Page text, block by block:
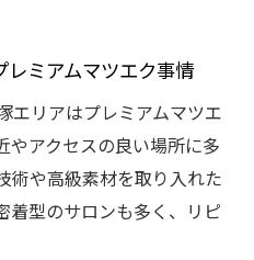
ミアムマツエク事情
エリアはプレミアムマツエ
やアクセスの良い場所に多
術や高級素材を取り入れた
着型のサロンも多く、リピ